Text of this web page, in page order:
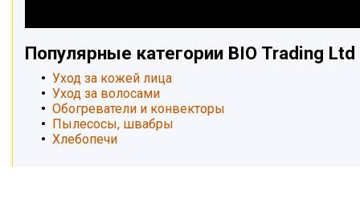
Популярные категории BIO Trading Ltd
Уход за кожей лица
Уход за волосами
Обогреватели и конвекторы
Пылесосы, швабры
Хлебопечи